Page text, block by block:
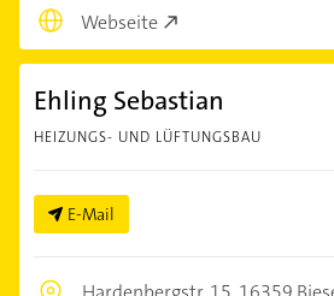
Webseite
Ehling Sebastian
HEIZUNGS- UND LÜFTUNGSBAU
E-Mail